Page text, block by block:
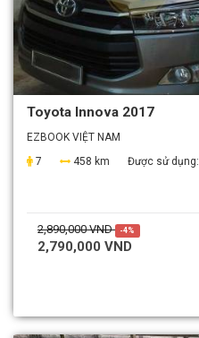
Toyota Innova 2017
EZBOOK VIỆT NAM
7
458 km Được sử dụng:
2,890,000 VND -4%
2,790,000 VND